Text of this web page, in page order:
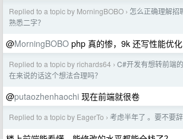
Replied to a topic by MorningBOBO › 怎么正确理解招
熟悉二字？
@MorningBOBO php 真的惨，9k 还写性能优化
Replied to a topic by richards64 › C#开发有想转前端
在来说的话这个想法合理吗？
@putaozhenhaochi 现在前端就很卷
Replied to a topic by EagerTo › 考虑半年了 。要不要